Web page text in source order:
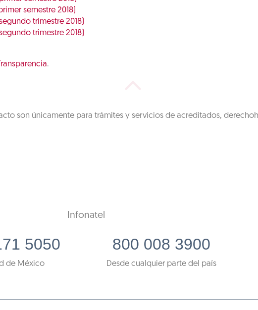
semestre 2018)
trimestre 2018)
trimestre 2018)
.
son únicamente para trámites y servicios de acreditados,
Infonatel
5050
de México
800 008 3900
Desde cualquier parte del país